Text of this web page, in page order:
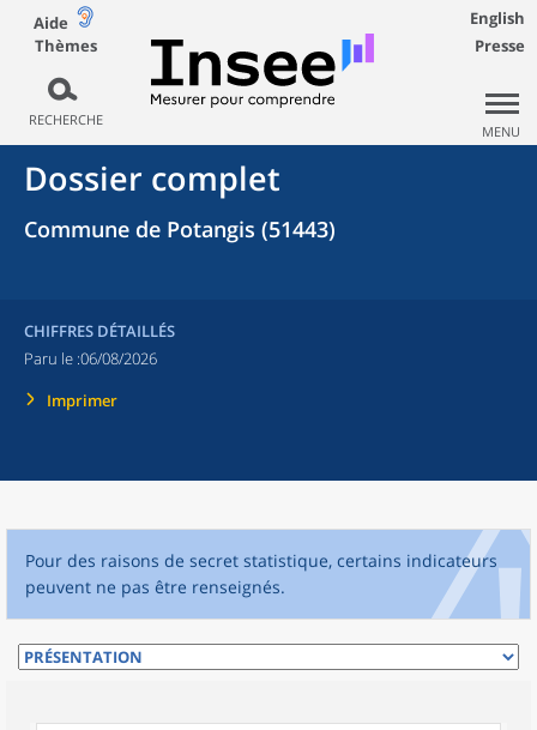
Aide
Thèmes
RECHERCHE
English
Presse
MENU
Dossier complet
Commune de Potangis (51443)
CHIFFRES DÉTAILLÉS
Paru le :06/08/2026
Imprimer
Pour des raisons de secret statistique, certains indicateurs
peuvent ne pas être renseignés.